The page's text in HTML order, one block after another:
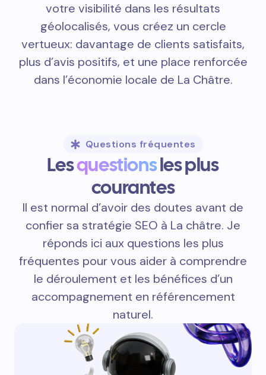
votre visibilité dans les résultats
géolocalisés, vous créez un cercle
vertueux: davantage de clients satisfaits,
plus d’avis positifs, et une place renforcée
dans l’économie locale de La Châtre.
Questions fréquentes
Lesquestionsles plus
courantes
Il est normal d’avoir des doutes avant de
confier sa stratégie SEO à La châtre. Je
réponds ici aux questions les plus
fréquentes pour vous aider à comprendre
le déroulement et les bénéfices d’un
accompagnement en référencement
naturel.